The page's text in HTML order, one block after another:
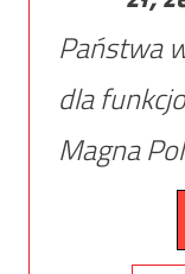
Państwa
dla
Magna